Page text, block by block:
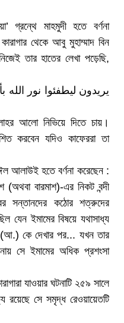
গ্রন্থে মাহমুদী হতে বর্ণনা
থেকে আবু মুহাম্মাদ বিন
তার হাতের লেখা পড়েছি,
আলো নিভিয়ে দিতে চায়।
করবেন যদিও কাফেররা তা
আলাউই হতে বর্ণনা করেছেন :
বারমাশ)-এর নিকট বন্দী
সন্তানদের কঠোর শত্রুদের
যেন ইমামের বিষয়ে যথাসাধ্য
কে দেখার পর... যখন তার
সে ইমামের অধিক প্রশংসা
যাওয়ার ঘটনাটি ২৫৯ সালে
রয়েছে সে সমৃদ্ধ রেওয়ায়েতটি